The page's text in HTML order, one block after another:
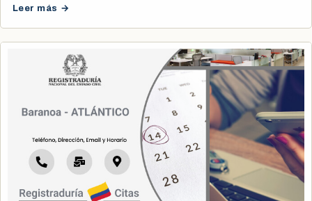
Leer más →